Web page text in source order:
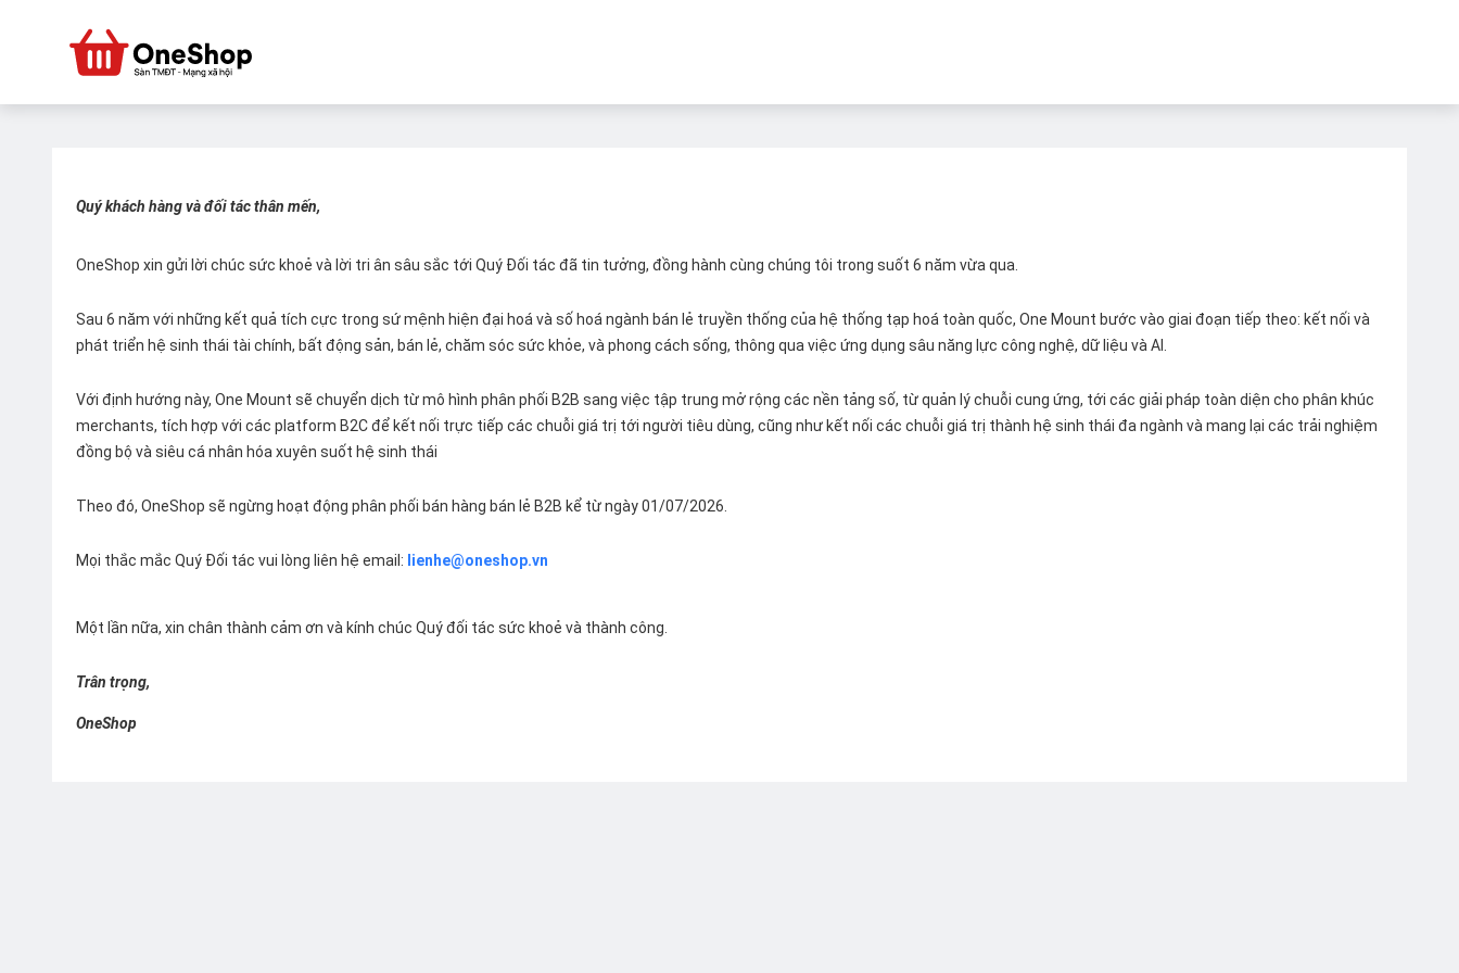
Quý khách hàng và đối tác thân mến,
OneShop xin gửi lời chúc sức khoẻ và lời tri ân sâu sắc tới Quý Đối tác đã tin tưởng, đồng hành cùng chúng tôi trong suốt 6 năm vừa qua.
Sau 6 năm với những kết quả tích cực trong sứ mệnh hiện đại hoá và số hoá ngành bán lẻ truyền thống của hệ thống tạp hoá toàn quốc, One Mount bước vào giai đoạn tiếp theo: kết nối và
phát triển hệ sinh thái tài chính, bất động sản, bán lẻ, chăm sóc sức khỏe, và phong cách sống, thông qua việc ứng dụng sâu năng lực công nghệ, dữ liệu và AI.
Với định hướng này, One Mount sẽ chuyển dịch từ mô hình phân phối B2B sang việc tập trung mở rộng các nền tảng số, từ quản lý chuỗi cung ứng, tới các giải pháp toàn diện cho phân khúc
merchants, tích hợp với các platform B2C để kết nối trực tiếp các chuỗi giá trị tới người tiêu dùng, cũng như kết nối các chuỗi giá trị thành hệ sinh thái đa ngành và mang lại các trải nghiệm
đồng bộ và siêu cá nhân hóa xuyên suốt hệ sinh thái
Theo đó, OneShop sẽ ngừng hoạt động phân phối bán hàng bán lẻ B2B kể từ ngày 01/07/2026.
Mọi thắc mắc Quý Đối tác vui lòng liên hệ email: lienhe@oneshop.vn
Một lần nữa, xin chân thành cảm ơn và kính chúc Quý đối tác sức khoẻ và thành công.
Trân trọng,
OneShop